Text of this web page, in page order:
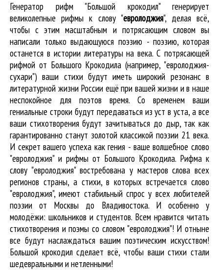
Генератор рифм "Большой крокодил" генерирует
великолепныерифмы к слову "евролоджия", делая всё,
чтобы с этим масштабным и потрясающим словом вы
написали только выдающуюся поэзию - поэзию, которая
останется в истории литературы на века. С потрясающей
рифмой от Большого Крокодила (например, "евролоджия-
сухари") ваши стихи будут иметь широкий резонанс в
литературной жизни России ещё при вашей жизни и в наше
неспокойное для поэтов время. Со временем ваши
гениальные строки будут передаваться из уст в уста, а все
ваши стихотворения будут зачитываться до дыр, так как
гарантированно станут золотой классикой поэзии 21 века.
И секрет вашего успеха как гения - ваше волшебное слово
"евролоджия" и рифмы от Большого Крокодила. Рифма к
слову "евролоджия" востребована у мастеров слова всех
регионов страны, а стихи, в которых встречается слово
"евролоджия", имеют стабильный спрос у всех любителей
поэзии от Москвы до Владивостока. И особенно у
молодёжи: школьников и студентов. Всем нравится читать
стихотворения и поэмы со словом "евролоджия"! И отныне
все будут наслаждаться вашим поэтическим искусством!
Большой крокодил cделает всё, чтобы ваши стихи стали
шедевральными и нетленными!